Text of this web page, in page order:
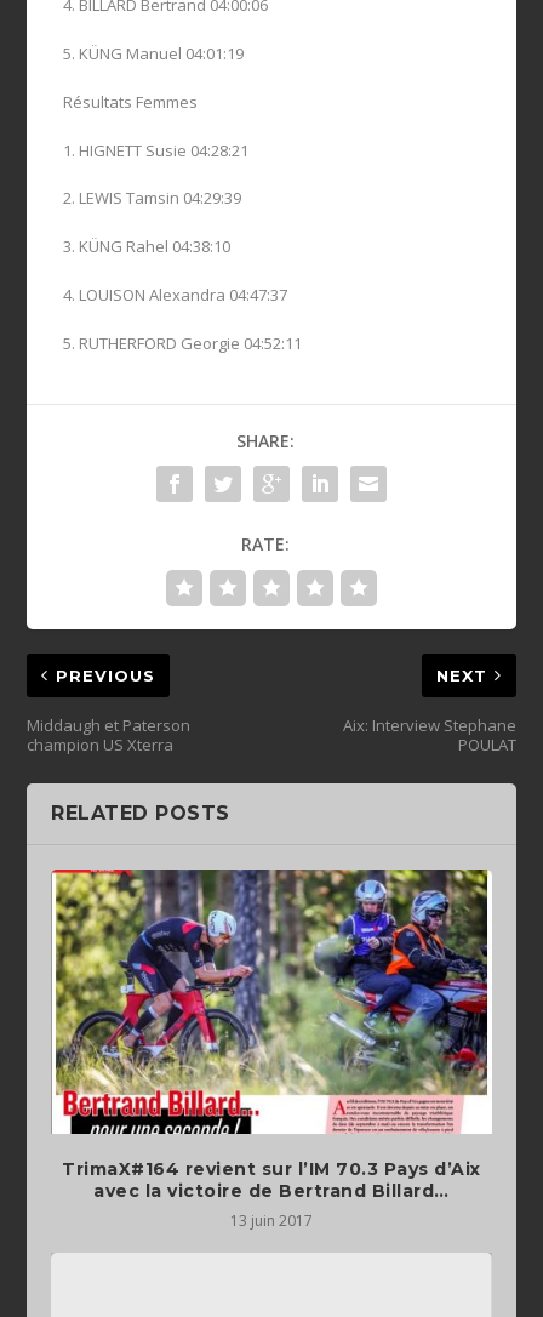
4. BILLARD Bertrand 04:00:06
5. KÜNG Manuel 04:01:19
Résultats Femmes
1. HIGNETT Susie 04:28:21
2. LEWIS Tamsin 04:29:39
3. KÜNG Rahel 04:38:10
4. LOUISON Alexandra 04:47:37
5. RUTHERFORD Georgie 04:52:11
SHARE:
RATE:
PREVIOUS
Middaugh et Paterson
champion US Xterra
NEXT
Aix: Interview Stephane
POULAT
RELATED POSTS
TrimaX#164 revient sur l’IM 70.3 Pays d’Aix
avec la victoire de Bertrand Billard…
13 juin 2017